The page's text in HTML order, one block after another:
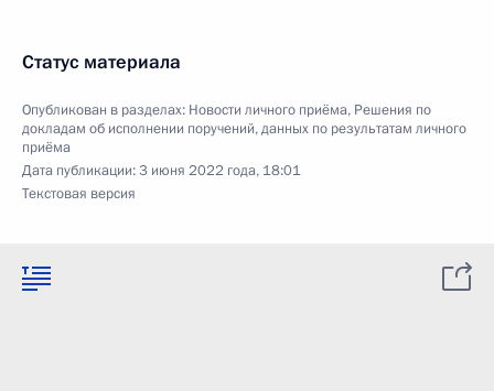
Статус материала
Опубликован в разделах: Новости личного приёма, Решения по
докладам об исполнении поручений, данных по результатам личного
приёма
Дата публикации:3 июня 2022 года, 18:01
Текстовая версия